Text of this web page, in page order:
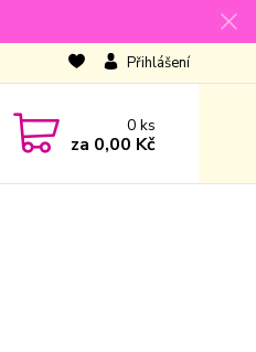
Přihlášení
0ks
za 0,00 Kč